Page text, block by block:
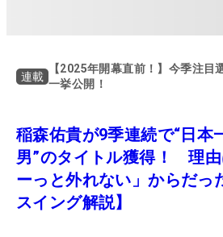
連載
【2025年開幕直前！】今季注目
一挙公開！
稲森佑貴が9季連続で“日本
男”のタイトル獲得！ 理
ーっと外れない」からだっ
スイング解説】